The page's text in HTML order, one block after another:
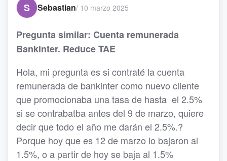
S
Sebastian/ 10 marzo 2025
Pregunta similar: Cuenta remunerada
Bankinter. Reduce TAE
Hola, mi pregunta es si contraté la cuenta
remunerada de bankinter como nuevo cliente
que promocionaba una tasa de hasta el 2.5%
si se contrabatba antes del 9 de marzo, quiere
decir que todo el año me darán el 2.5%.?
Porque hoy que es 12 de marzo lo bajaron al
1.5%, o a partir de hoy se baja al 1.5%